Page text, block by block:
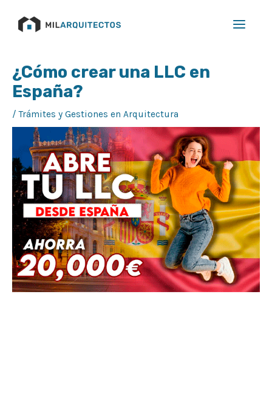
¿Cómo crear una LLC en
España?
/Trámites y Gestiones en Arquitectura
de
entradas